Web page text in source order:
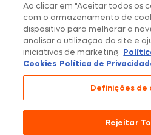
Fotos meramente ilustrativas | Ofertas
estoques dos nossos parceiros |
de dados.
Os preços, promoções e condições de
exclusivamente para compras
Todos os produtos estão sujeitos a
São Paulo/SP – CEP 05.118-100
© 2026 Seara. Todos os direitos
Ao clicar em "Aceitar todos os
com o armazenamento de
dispositivo para melhorar a
analisar a utilização do site e
iniciativas de marketing.
Cookies Política de
Definições de
Rejeitar